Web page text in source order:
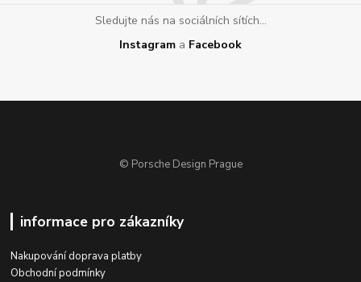
Sledujte nás na sociálních sítích...
Instagram a Facebook
© Porsche Design Prague
informace pro zákazníky
Nakupování doprava platby
Obchodní podmínky